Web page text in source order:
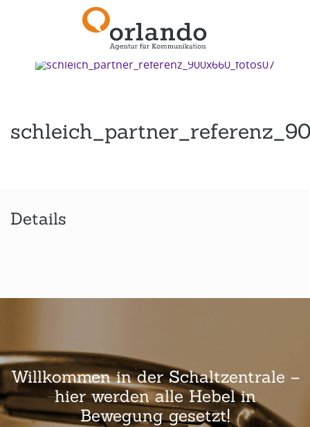
Details
Willkommen in der Schaltzentrale –
hier werden alle Hebel in
Bewegung gesetzt!